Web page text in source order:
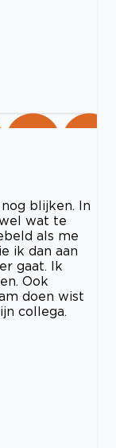
blijken. In
wat te
als me
ik dan aan
gaat. Ik
Ook
doen wist
collega.